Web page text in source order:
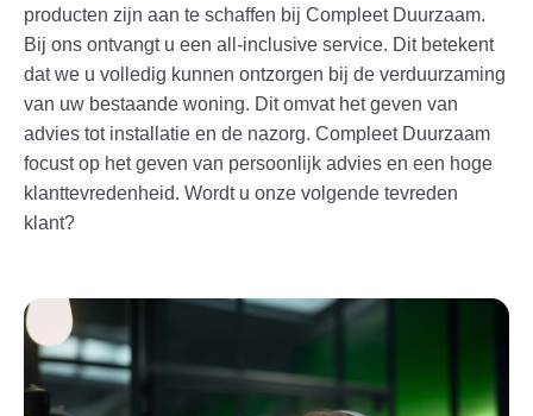
producten zijn aan te schaffen bij Compleet Duurzaam.
Bij ons ontvangt u een all-inclusive service. Dit betekent
dat we u volledig kunnen ontzorgen bij de verduurzaming
van uw bestaande woning. Dit omvat het geven van
advies tot installatie en de nazorg. Compleet Duurzaam
focust op het geven van persoonlijk advies en een hoge
klanttevredenheid. Wordt u onze volgende tevreden
klant?